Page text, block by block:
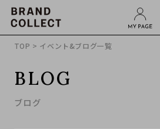
TOP > イベント&ブログ一覧
BLOG
ブログ